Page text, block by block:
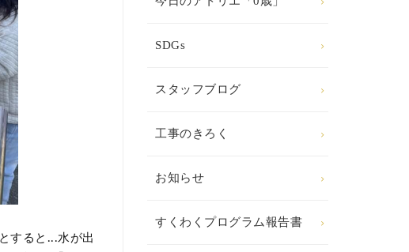
SDGs
スタッフブログ
工事のきろく
お知らせ
すくわくプログラム報告書
すると...水が出